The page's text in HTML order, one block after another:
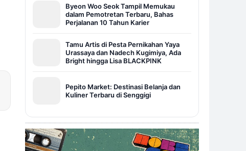
Byeon Woo Seok Tampil Memukau
dalam Pemotretan Terbaru, Bahas
Perjalanan 10 Tahun Karier
Tamu Artis di Pesta Pernikahan Yaya
Urassaya dan Nadech Kugimiya, Ada
Bright hingga Lisa BLACKPINK
Pepito Market: Destinasi Belanja dan
Kuliner Terbaru di Senggigi